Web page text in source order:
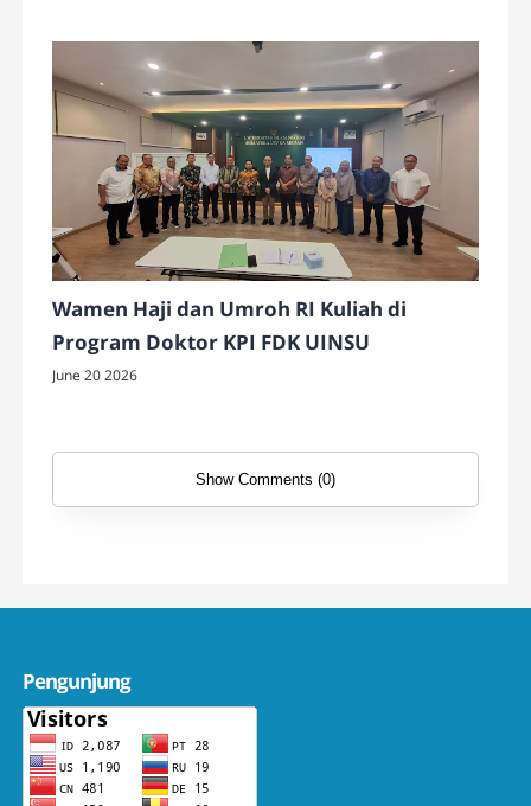
Wamen Haji dan Umroh RI Kuliah di
Program Doktor KPI FDK UINSU
June 20 2026
Show Comments (0)
Pengunjung